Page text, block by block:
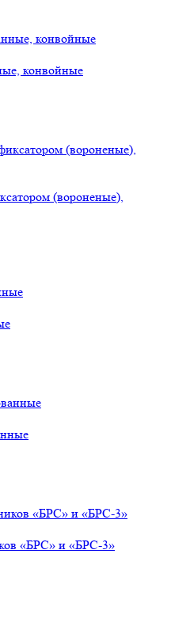
конвойные
(вороненые),
«БРС» и «БРС-3»